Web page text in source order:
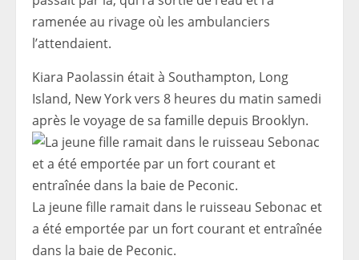
ramenée au rivage où les ambulanciers
l’attendaient.
Kiara Paolassin était à Southampton, Long
Island, New York vers 8 heures du matin samedi
après le voyage de sa famille depuis Brooklyn.
La jeune fille ramait dans le ruisseau Sebonac et
a été emportée par un fort courant et entraînée
dans la baie de Peconic.